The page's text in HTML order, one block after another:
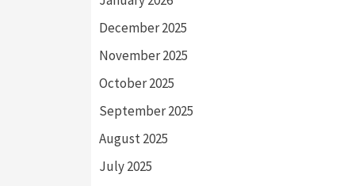
December 2025
November 2025
October 2025
September 2025
August 2025
July 2025